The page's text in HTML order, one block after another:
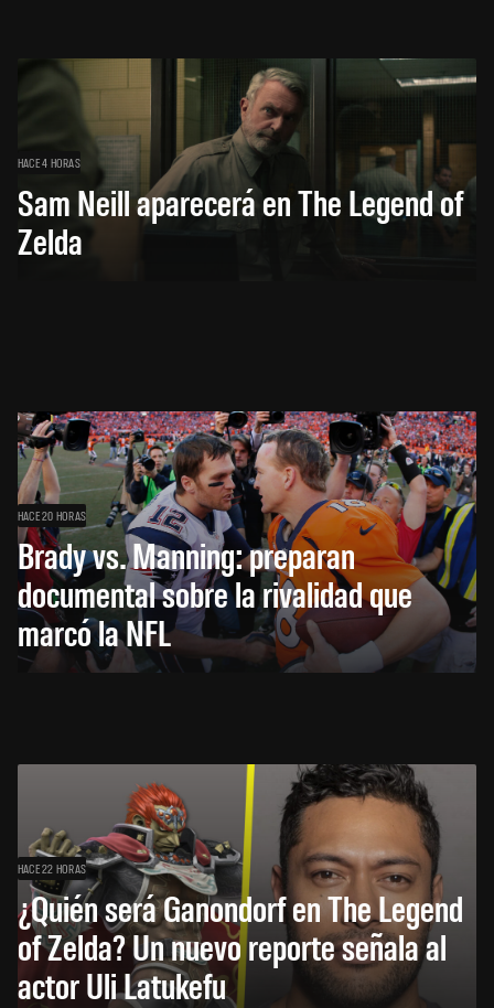
HACE 4 HORAS
Sam Neill aparecerá en The Legend of
Zelda
HACE 20 HORAS
Brady vs. Manning: preparan
documental sobre la rivalidad que
marcó la NFL
HACE 22 HORAS
¿Quién será Ganondorf en The Legend
of Zelda? Un nuevo reporte señala al
actor Uli Latukefu